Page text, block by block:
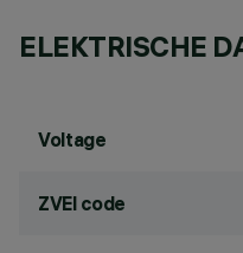
ELEKTRISCHE
Voltage
ZVEI code